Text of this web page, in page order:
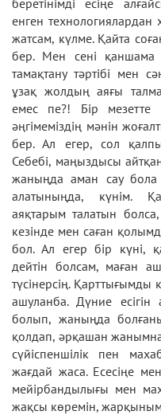
енген
жатсам, күлме. Қайта
бер. Мен сені қаншама
тамақтану тәртібі мен
ұзақ жолдың аяғы
емес пе?! Бір мезетте
әңгімеміздің мәнін
бер. Ал егер, сол
Себебі, маңыздысы
жаныңда аман сау
алатыныңда, күнім.
аяқтарым талатын
кезінде мен саған
бол. Ал егер бір күні,
дейтін болсам, маған
түсінерсің. Қарттығымды
ашуланба. Дүние
болып, жаныңда
қолдап, әрқашан
сүйіспеншілік пен
жағдай жаса. Есесіңе
мейірбандылығы мен
жақсы көремін,